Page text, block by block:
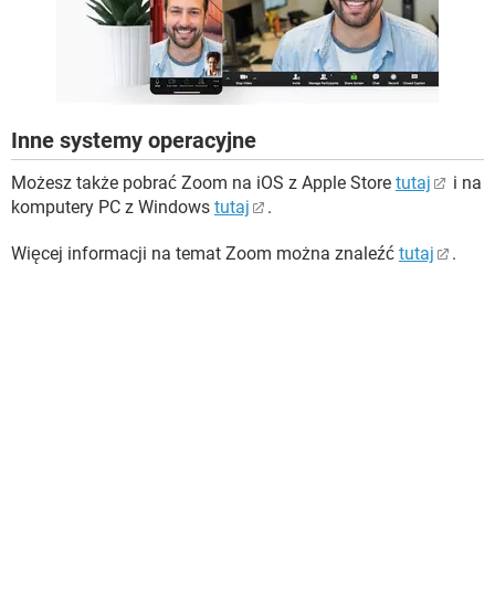
Inne systemy operacyjne
Możesz także pobrać Zoom na iOS z Apple Store tutaj
i na
komputery PC z Windows tutaj .
Więcej informacji na temat Zoom można znaleźć tutaj .